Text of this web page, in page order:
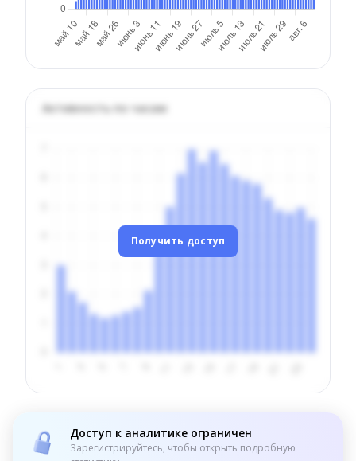
Активность по часам
Получить доступ
Доступ к аналитике ограничен
Зарегистрируйтесь, чтобы открыть подробную